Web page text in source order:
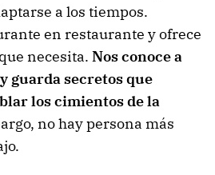
a los tiempos.
en restaurante y ofrece
necesita. Nos conoce a
guarda secretos que
los cimientos de la
no hay persona más